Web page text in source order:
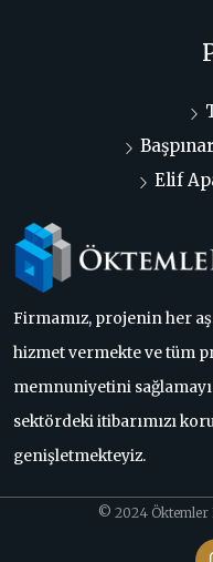
Elif
Firmamız, projenin her
hizmet vermekte ve tüm
memnuniyetini
sektördeki itibarımızı
genişletmekteyiz.
© 2024 Öktemler